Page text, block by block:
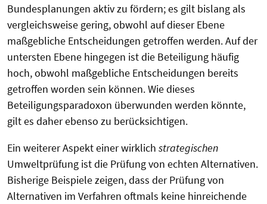
Bundesplanungen aktiv zu fördern; es gilt bislang als
vergleichsweise gering, obwohl auf dieser Ebene
maßgebliche Entscheidungen getroffen werden. Auf der
untersten Ebene hingegen ist die Beteiligung häufig
hoch, obwohl maßgebliche Entscheidungen bereits
getroffen worden sein können. Wie dieses
Beteiligungsparadoxon überwunden werden könnte,
gilt es daher ebenso zu berücksichtigen.
Ein weiterer Aspekt einer wirklich strategischen
Umweltprüfung ist die Prüfung von echten Alternativen.
Bisherige Beispiele zeigen, dass der Prüfung von
Alternativen im Verfahren oftmals keine hinreichende